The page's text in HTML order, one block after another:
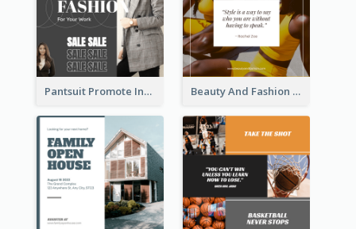
Pantsuit Promote Instagram Post Beauty And Fashion Inspirational Quote Instagram Post